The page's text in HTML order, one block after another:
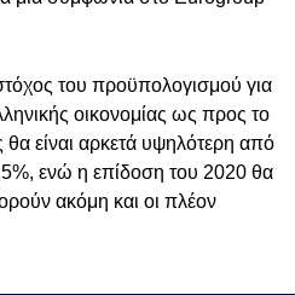
του προϋπολογισμού για
οικονομίας ως προς το
είναι αρκετά υψηλότερη από
ενώ η επίδοση του 2020 θα
ακόμη και οι πλέον